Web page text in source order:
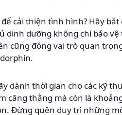
cải thiện tình hình? Hãy
dinh dưỡng không chỉ bảo
cũng đóng vai trò quan
dành thời gian cho các kỹ
căng thẳng mà còn là
Đừng quên duy trì những